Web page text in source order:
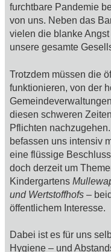
furchtbare Pandemie
von uns. Neben das
vielen die blanke
unsere gesamte
Trotzdem müssen die
funktionieren, von der
diesen schweren
Pflichten
befassen uns intensiv
eine flüssige
doch derzeit um
Kindergartens
und Wertstoffhofs –
öffentlichem Interesse.
Dabei ist es für uns
Hygiene – und